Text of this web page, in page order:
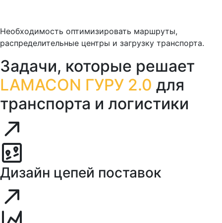
Необходимость оптимизировать маршруты,
распределительные центры и загрузку транспорта.
Задачи, которые решает
LAMACON ГУРУ 2.0 для
транспорта и логистики
Дизайн цепей поставок